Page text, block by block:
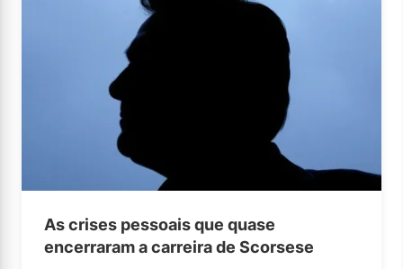
As crises pessoais que quase
encerraram a carreira de Scorsese